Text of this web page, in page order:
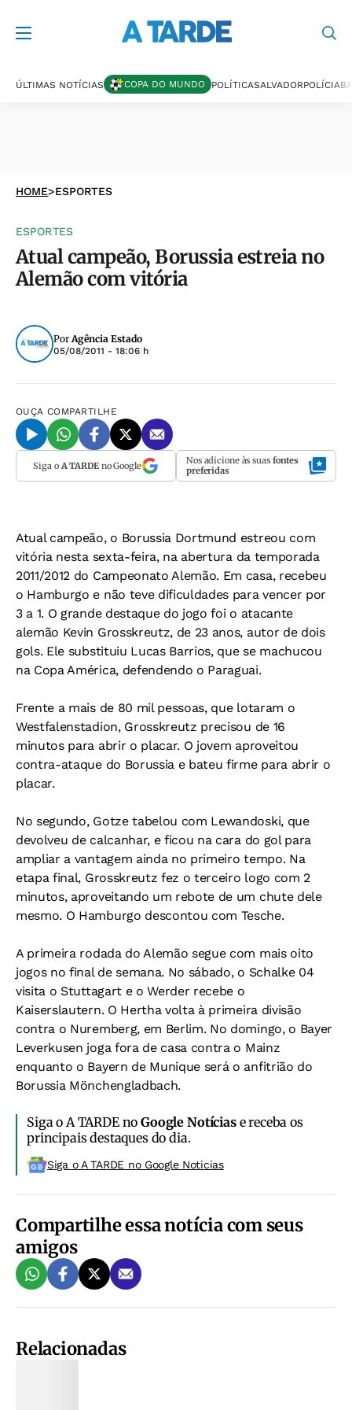
ÚLTIMAS NOTÍCIAS COPA DO MUNDO POLÍTICASALVADORPOLÍCIA
HOME>ESPORTES
ESPORTES
Atual campeão, Borussia estreia no
Alemão com vitória
PorAgência Estado
05/08/2011 - 18:06 h
OUÇA COMPARTILHE
Siga o A TARDEno Google Nos adicione às suas fontes
preferidas
Atual campeão, o Borussia Dortmund estreou com
vitória nesta sexta-feira, na abertura da temporada
2011/2012 do Campeonato Alemão. Em casa, recebeu
o Hamburgo e não teve dificuldades para vencer por
3 a 1. O grande destaque do jogo foi o atacante
alemão Kevin Grosskreutz, de 23 anos, autor de dois
gols. Ele substituiu Lucas Barrios, que se machucou
na Copa América, defendendo o Paraguai.
Frente a mais de 80 mil pessoas, que lotaram o
Westfalenstadion, Grosskreutz precisou de 16
minutos para abrir o placar. O jovem aproveitou
contra-ataque do Borussia e bateu firme para abrir o
placar.
No segundo, Gotze tabelou com Lewandoski, que
devolveu de calcanhar, e ficou na cara do gol para
ampliar a vantagem ainda no primeiro tempo. Na
etapa final, Grosskreutz fez o terceiro logo com 2
minutos, aproveitando um rebote de um chute dele
mesmo. O Hamburgo descontou com Tesche.
A primeira rodada do Alemão segue com mais oito
jogos no final de semana. No sábado, o Schalke 04
visita o Stuttagart e o Werder recebe o
Kaiserslautern. O Hertha volta à primeira divisão
contra o Nuremberg, em Berlim. No domingo, o Bayer
Leverkusen joga fora de casa contra o Mainz
enquanto o Bayern de Munique será o anfitrião do
Borussia Mönchengladbach.
Siga o A TARDE noGoogle Notíciase receba os
principais destaques do dia.
Siga o A TARDE no Google Noticias
Compartilhe essa notícia com seus
amigos
Relacionadas